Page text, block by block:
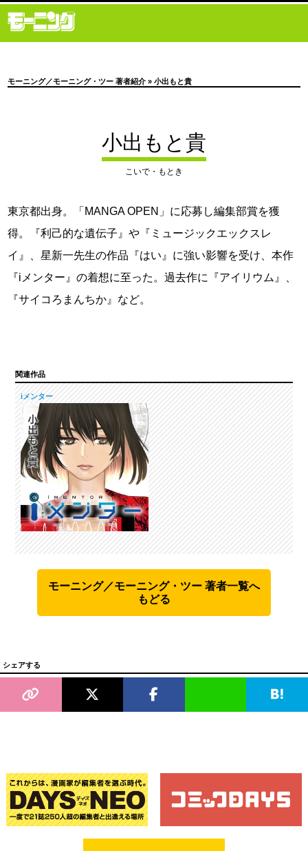
モーニング／モーニング・ツー 著者紹介 » 小出もと貴
小出もと貴
こいで・もとき
東京都出身。「MANGA OPEN」に応募し編集部賞を獲
得。『利己的な遺伝子』や『ミュージックエックスレ
イ』、星新一先生の作品『はい』に強い影響を受け、本作
『iメンター』の着想に至った。過去作に『アイリウム』、
『サイコろまんちか』など。
関連作品
iメンター
モーニング／モーニング・ツー 著者一覧へ
もどる
シェアする